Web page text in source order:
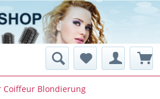
Coiffeur Blondierung